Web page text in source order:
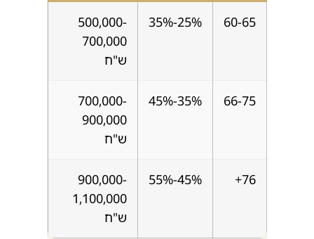
60-65
25%-35%
500,000-
700,000
ש"ח
66-75
35%-45%
700,000-
900,000
ש"ח
76+
45%-55%
900,000-
1,100,000
ש"ח